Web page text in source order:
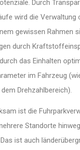
Durch
wird die Verwaltung
gewissen Rahmen
durch
das Einhalten
im Fahrzeug
Drehzahlbereich).
ist die
Standorte hinweg
ist auch